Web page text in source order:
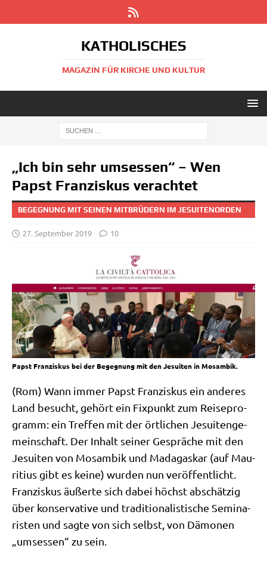
KATHOLISCHES
MAGAZIN FÜR KIRCHE UND KULTUR
„Ich bin sehr umsessen“ – Wen
Papst Franziskus verachtet
BEGEGNUNG MIT SEINEN MITBRÜDERN IM JESUITENORDEN
27. September 2019 10
Papst Franziskus bei der Begegnung mit den Jesuiten in Mosambik.
(Rom) Wann immer Papst Fran­zis­kus ein ande­res
Land besucht, gehört ein Fix­punkt zum Rei­se­pro­
gramm: ein Tref­fen mit der ört­li­chen Jesui­ten­ge­
mein­schaft. Der Inhalt sei­ner Gesprä­che mit den
Jesui­ten von Mosam­bik und Mada­gas­kar (auf Mau­
ri­ti­us gibt es kei­ne) wur­den nun ver­öf­fent­licht.
Fran­zis­kus äußer­te sich dabei höchst abschät­zig
über kon­ser­va­ti­ve und tra­di­tio­na­li­sti­sche Semi­na­
ri­sten und sag­te von sich selbst, von Dämo­nen
„umses­sen“ zu sein.